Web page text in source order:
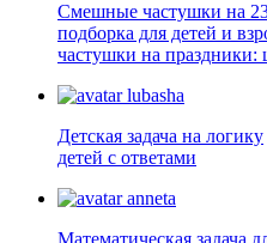
Смешные частушки на
подборка для детей и
частушки на праздники:
lubasha
Детская задача на логику
детей с ответами
anneta